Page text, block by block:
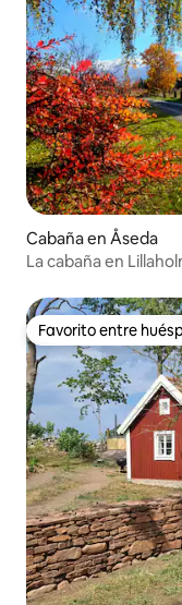
Cabaña en Åseda
La cabaña en
Favorito entre
Favorito entre